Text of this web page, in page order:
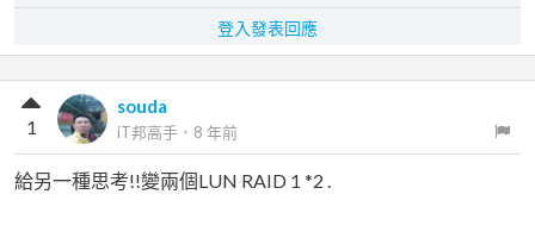
登入發表回應
souda
iT邦高手 ． 8 年前
1
給另一種思考!!變兩個LUN RAID 1 *2 .